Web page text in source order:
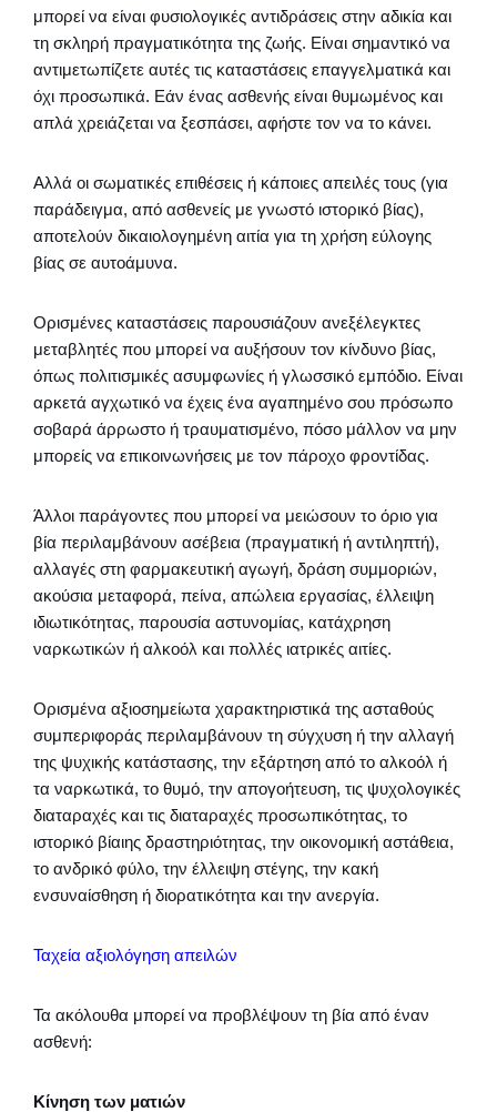
μπορεί να είναι φυσιολογικές αντιδράσεις στην αδικία και
τη σκληρή πραγματικότητα της ζωής. Είναι σημαντικό να
αντιμετωπίζετε αυτές τις καταστάσεις επαγγελματικά και
όχι προσωπικά. Εάν ένας ασθενής είναι θυμωμένος και
απλά χρειάζεται να ξεσπάσει, αφήστε τον να το κάνει.
Αλλά οι σωματικές επιθέσεις ή κάποιες απειλές τους (για
παράδειγμα, από ασθενείς με γνωστό ιστορικό βίας),
αποτελούν δικαιολογημένη αιτία για τη χρήση εύλογης
βίας σε αυτοάμυνα.
Ορισμένες καταστάσεις παρουσιάζουν ανεξέλεγκτες
μεταβλητές που μπορεί να αυξήσουν τον κίνδυνο βίας,
όπως πολιτισμικές ασυμφωνίες ή γλωσσικό εμπόδιο. Είναι
αρκετά αγχωτικό να έχεις ένα αγαπημένο σου πρόσωπο
σοβαρά άρρωστο ή τραυματισμένο, πόσο μάλλον να μην
μπορείς να επικοινωνήσεις με τον πάροχο φροντίδας.
Άλλοι παράγοντες που μπορεί να μειώσουν το όριο για
βία περιλαμβάνουν ασέβεια (πραγματική ή αντιληπτή),
αλλαγές στη φαρμακευτική αγωγή, δράση συμμοριών,
ακούσια μεταφορά, πείνα, απώλεια εργασίας, έλλειψη
ιδιωτικότητας, παρουσία αστυνομίας, κατάχρηση
ναρκωτικών ή αλκοόλ και πολλές ιατρικές αιτίες.
Ορισμένα αξιοσημείωτα χαρακτηριστικά της ασταθούς
συμπεριφοράς περιλαμβάνουν τη σύγχυση ή την αλλαγή
της ψυχικής κατάστασης, την εξάρτηση από το αλκοόλ ή
τα ναρκωτικά, το θυμό, την απογοήτευση, τις ψυχολογικές
διαταραχές και τις διαταραχές προσωπικότητας, το
ιστορικό βίαιης δραστηριότητας, την οικονομική αστάθεια,
το ανδρικό φύλο, την έλλειψη στέγης, την κακή
ενσυναίσθηση ή διορατικότητα και την ανεργία.
Ταχεία αξιολόγηση απειλών
Τα ακόλουθα μπορεί να προβλέψουν τη βία από έναν
ασθενή:
Κίνηση των ματιών